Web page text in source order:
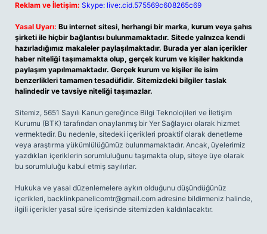
Reklam ve İletişim: Skype: live:.cid.575569c608265c69
Yasal Uyarı: Bu internet sitesi, herhangi bir marka, kurum veya şahıs
şirketi ile hiçbir bağlantısı bulunmamaktadır. Sitede yalnızca kendi
hazırladığımız makaleler paylaşılmaktadır. Burada yer alan içerikler
haber niteliği taşımamakta olup, gerçek kurum ve kişiler hakkında
paylaşım yapılmamaktadır. Gerçek kurum ve kişiler ile isim
benzerlikleri tamamen tesadüfidir. Sitemizdeki bilgiler taslak
halindedir ve tavsiye niteliği taşımazlar.
Sitemiz, 5651 Sayılı Kanun gereğince Bilgi Teknolojileri ve İletişim
Kurumu (BTK) tarafından onaylanmış bir Yer Sağlayıcı olarak hizmet
vermektedir. Bu nedenle, sitedeki içerikleri proaktif olarak denetleme
veya araştırma yükümlülüğümüz bulunmamaktadır. Ancak, üyelerimiz
yazdıkları içeriklerin sorumluluğunu taşımakta olup, siteye üye olarak
bu sorumluluğu kabul etmiş sayılırlar.
Hukuka ve yasal düzenlemelere aykırı olduğunu düşündüğünüz
içerikleri, backlinkpanelicomtr@gmail.com adresine bildirmeniz halinde,
ilgili içerikler yasal süre içerisinde sitemizden kaldırılacaktır.